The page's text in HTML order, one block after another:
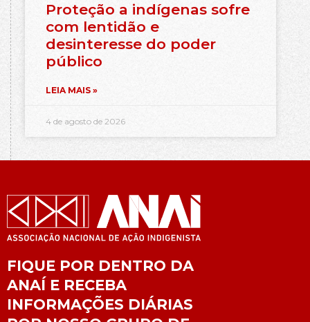
Proteção a indígenas sofre
com lentidão e
desinteresse do poder
público
LEIA MAIS »
4 de agosto de 2026
FIQUE POR DENTRO DA
ANAÍ E RECEBA
INFORMAÇÕES DIÁRIAS